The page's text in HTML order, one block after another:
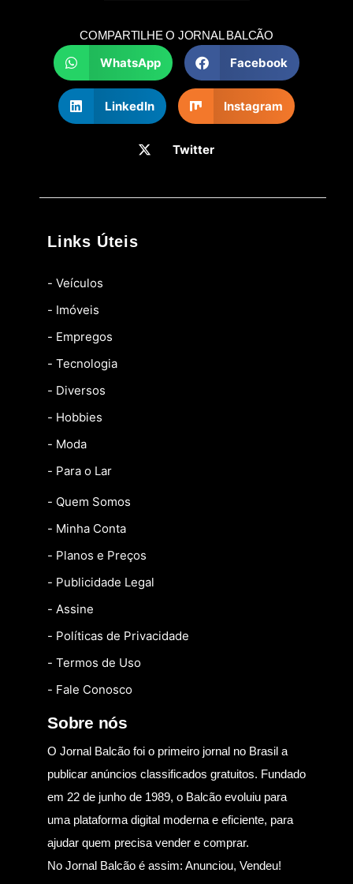
COMPARTILHE O JORNAL BALCÃO
WhatsApp Facebook
LinkedIn Instagram
Twitter
Links Úteis
- Veículos
- Imóveis
- Empregos
- Tecnologia
- Diversos
- Hobbies
- Moda
- Para o Lar
- Quem Somos
- Minha Conta
- Planos e Preços
- Publicidade Legal
- Assine
- Políticas de Privacidade
- Termos de Uso
- Fale Conosco
Sobre nós
O Jornal Balcão foi o primeiro jornal no Brasil a
publicar anúncios classificados gratuitos. Fundado
em 22 de junho de 1989, o Balcão evoluiu para
uma plataforma digital moderna e eficiente, para
ajudar quem precisa vender e comprar.
No Jornal Balcão é assim: Anunciou, Vendeu!